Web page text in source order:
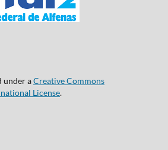
under aCreative Commons
License.